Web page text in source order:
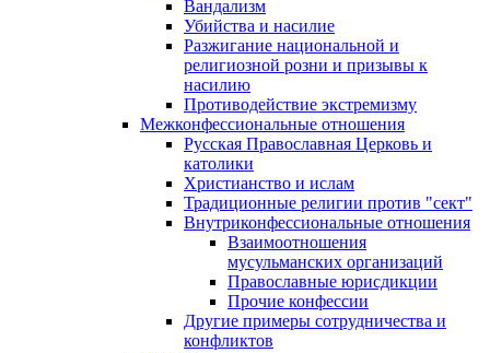
Вандализм
Убийства и насилие
Разжигание национальной и
религиозной розни и призывы к
насилию
Противодействие экстремизму
Межконфессиональные отношения
Русская Православная Церковь и
католики
Христианство и ислам
Традиционные религии против "сект"
Внутриконфессиональные отношения
Взаимоотношения
мусульманских организаций
Православные юрисдикции
Прочие конфессии
Другие примеры сотрудничества и
конфликтов